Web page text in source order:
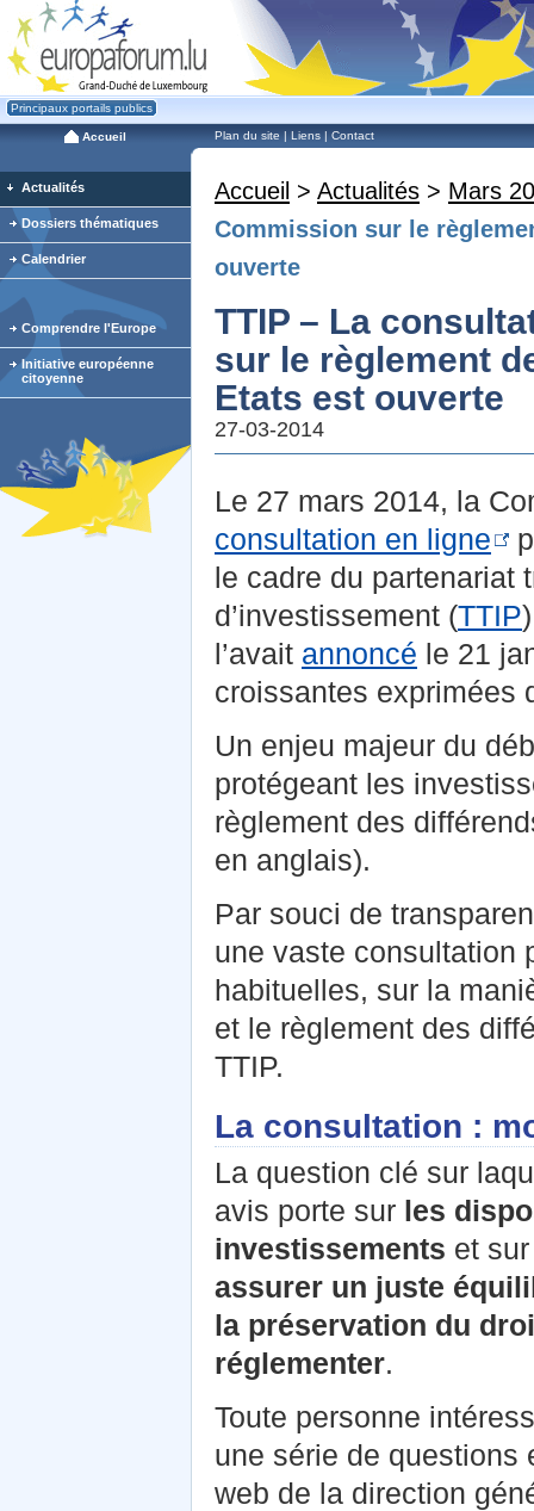
Principaux portails publics
Accueil Plan du site | Liens | Contact
Accueil > Actualités > Mars
Commission sur le
ouverte
TTIP – La
sur le règlement
Etats est ouverte
27-03-2014
Le 27 mars 2014, la
consultation en ligne
le cadre du partenariat
d’investissement (TTIP
l’avait annoncé le 21
croissantes exprimées
Un enjeu majeur du
protégeant les
règlement des
en anglais).
Par souci de
une vaste consultation
habituelles, sur la
et le règlement des
TTIP.
La consultation :
La question clé sur
avis porte sur les
investissements et
assurer un juste
la préservation du
réglementer.
Toute personne
une série de questions
web de la direction
Actualités
Dossiers thématiques
Calendrier
Comprendre l'Europe
Initiative européenne
citoyenne